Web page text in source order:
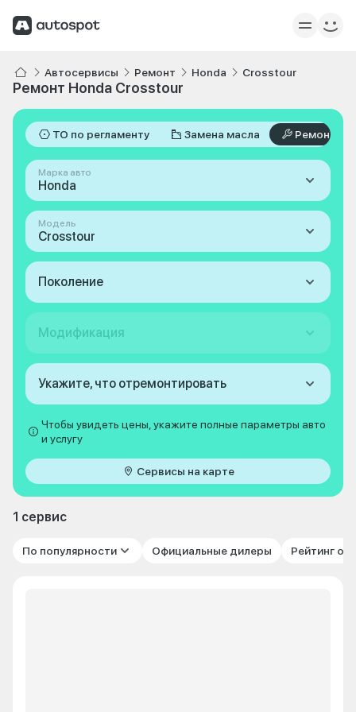
Автосервисы Ремонт Honda Crosstour
Ремонт Honda Crosstour
ТО по регламенту Замена масла Ремонт
Марка авто
Honda
Модель
Crosstour
Поколение
Модификация
Укажите, что отремонтировать
Чтобы увидеть цены, укажите полные параметры авто
и услугу
Сервисы на карте
1 сервис
По популярности Официальные дилеры Рейтинг